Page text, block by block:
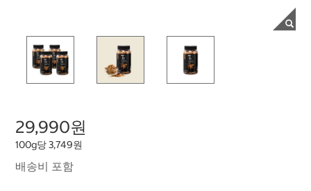
29,990원
100g당 3,749원
배송비 포함